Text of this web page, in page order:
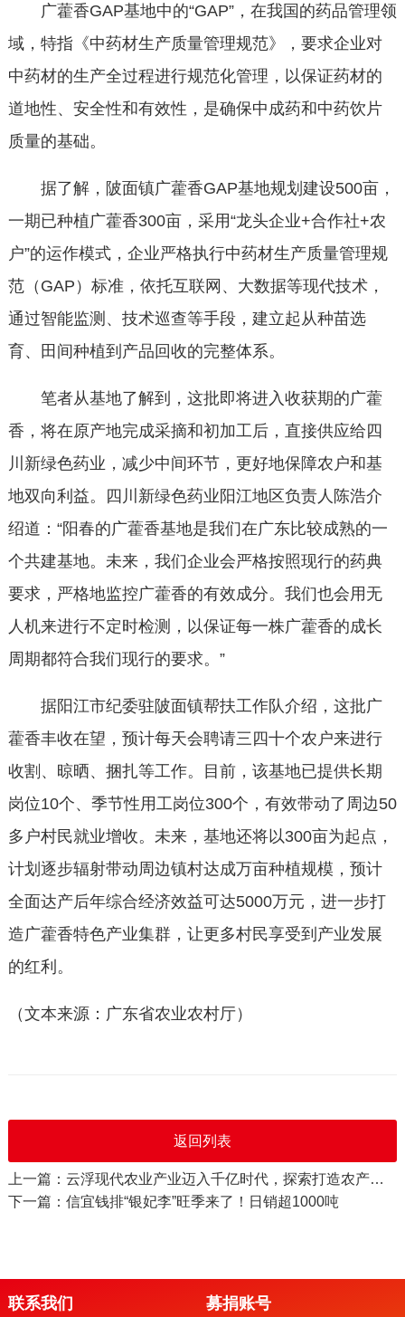
广藿香GAP基地中的“GAP”，在我国的药品管理领
域，特指《中药材生产质量管理规范》，要求企业对
中药材的生产全过程进行规范化管理，以保证药材的
道地性、安全性和有效性，是确保中成药和中药饮片
质量的基础。
据了解，陂面镇广藿香GAP基地规划建设500亩，
一期已种植广藿香300亩，采用“龙头企业+合作社+农
户”的运作模式，企业严格执行中药材生产质量管理规
范（GAP）标准，依托互联网、大数据等现代技术，
通过智能监测、技术巡查等手段，建立起从种苗选
育、田间种植到产品回收的完整体系。
笔者从基地了解到，这批即将进入收获期的广藿
香，将在原产地完成采摘和初加工后，直接供应给四
川新绿色药业，减少中间环节，更好地保障农户和基
地双向利益。四川新绿色药业阳江地区负责人陈浩介
绍道：“阳春的广藿香基地是我们在广东比较成熟的一
个共建基地。未来，我们企业会严格按照现行的药典
要求，严格地监控广藿香的有效成分。我们也会用无
人机来进行不定时检测，以保证每一株广藿香的成长
周期都符合我们现行的要求。”
据阳江市纪委驻陂面镇帮扶工作队介绍，这批广
藿香丰收在望，预计每天会聘请三四十个农户来进行
收割、晾晒、捆扎等工作。目前，该基地已提供长期
岗位10个、季节性用工岗位300个，有效带动了周边50
多户村民就业增收。未来，基地还将以300亩为起点，
计划逐步辐射带动周边镇村达成万亩种植规模，预计
全面达产后年综合经济效益可达5000万元，进一步打
造广藿香特色产业集群，让更多村民享受到产业发展
的红利。
（文本来源：广东省农业农村厅）
返回列表
上一篇：云浮现代农业产业迈入千亿时代，探索打造农产品潮流IP
下一篇：信宜钱排“银妃李”旺季来了！日销超1000吨
联系我们 募捐账号